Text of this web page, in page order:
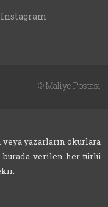
Instagram
©Maliye Postası
veya yazarların okurlara
verilen her türlü